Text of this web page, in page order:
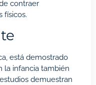
contraer
físicos.
está demostrado
la infancia también
demuestran